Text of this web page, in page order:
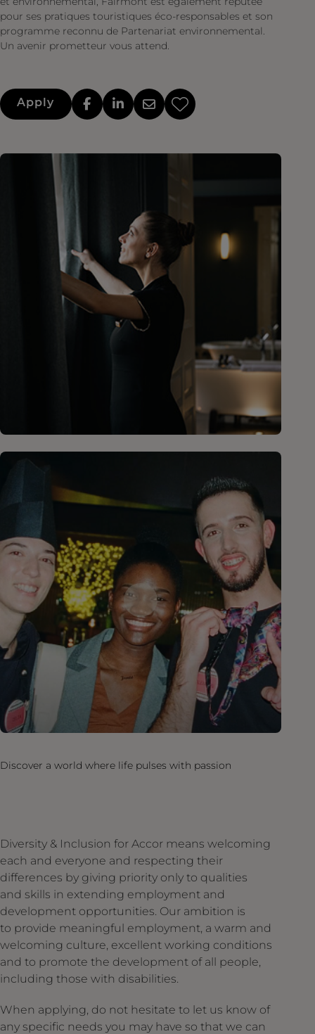
pour ses pratiques touristiques éco-responsables et son
programme reconnu de Partenariat environnemental.
Un avenir prometteur vous attend.
Apply
Discover a world where life pulses with passion
Diversity & Inclusion for Accor means welcoming
each and everyone and respecting their
differences by giving priority only to qualities
and skills in extending employment and
development opportunities. Our ambition is
to provide meaningful employment, a warm and
welcoming culture, excellent working conditions
and to promote the development of all people,
including those with disabilities.
When applying, do not hesitate to let us know of
any specific needs you may have so that we can